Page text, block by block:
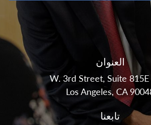
العنوان
Los Angeles, CA
تابعنا